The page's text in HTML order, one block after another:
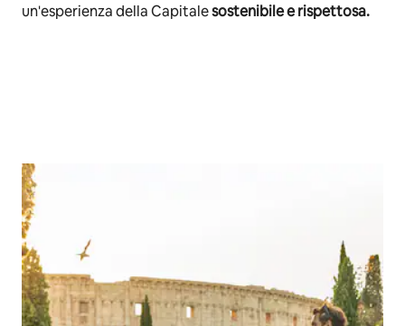
un'esperienza della Capitalesostenibile e rispettosa.